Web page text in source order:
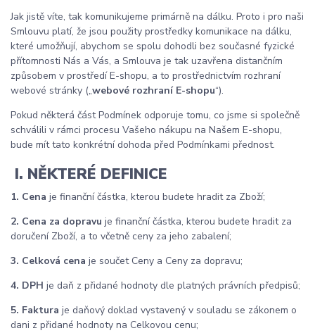
Jak jistě víte, tak komunikujeme primárně na dálku. Proto i pro naši
Smlouvu platí, že jsou použity prostředky komunikace na dálku,
které umožňují, abychom se spolu dohodli bez současné fyzické
přítomnosti Nás a Vás, a Smlouva je tak uzavřena distančním
způsobem v prostředí E-shopu, a to prostřednictvím rozhraní
webové stránky („webové rozhraní E-shopu“).
Pokud některá část Podmínek odporuje tomu, co jsme si společně
schválili v rámci procesu Vašeho nákupu na Našem E-shopu,
bude mít tato konkrétní dohoda před Podmínkami přednost.
I. NĚKTERÉ DEFINICE
1. Cena je finanční částka, kterou budete hradit za Zboží;
2. Cena za dopravu je finanční částka, kterou budete hradit za
doručení Zboží, a to včetně ceny za jeho zabalení;
3. Celková cena je součet Ceny a Ceny za dopravu;
4. DPH je daň z přidané hodnoty dle platných právních předpisů;
5. Faktura je daňový doklad vystavený v souladu se zákonem o
dani z přidané hodnoty na Celkovou cenu;